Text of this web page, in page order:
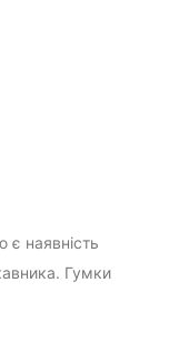
наявність
Гумки